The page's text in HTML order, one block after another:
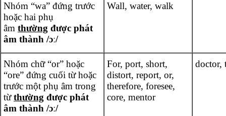
Nhóm “wa” đứng trước
hoặc hai phụ
âm thường được phát
âm thành /ɔː/
Wall, water, walk
Nhóm chữ “or” hoặc
“ore” đứng cuối từ hoặc
trước một phụ âm trong
từthường được phát
âm thành /ɔː/
For, port, short,
distort, report, or,
therefore, foresee,
core, mentor
doctor,